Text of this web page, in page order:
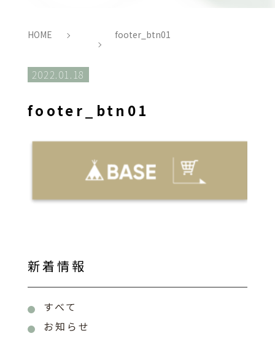
HOME footer_btn01
2022.01.18
footer_btn01
新着情報
すべて
お知らせ